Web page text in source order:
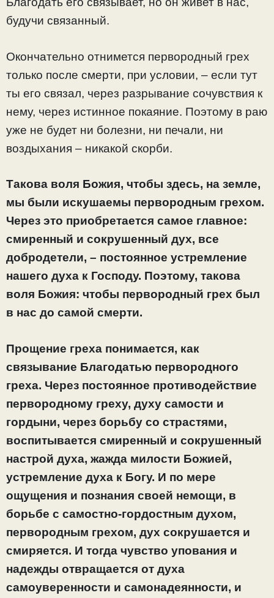
будучи связанный.
Окончательно отнимется первородный грех
только после смерти, при условии, – если тут
ты его связал, через разрывание сочувствия к
нему, через истинное покаяние. Поэтому в раю
уже не будет ни болезни, ни печали, ни
воздыхания – никакой скорби.
Такова воля Божия, чтобы здесь, на земле,
мы были искушаемы первородным грехом.
Через это приобретается самое главное:
смиренный и сокрушенный дух, все
добродетели, – постоянное устремление
нашего духа к Господу. Поэтому, такова
воля Божия: чтобы первородный грех был
в нас до самой смерти.
Прощение греха понимается, как
связывание Благодатью первородного
греха. Через постоянное противодействие
первородному греху, духу самости и
гордыни, через борьбу со страстями,
воспитывается смиренный и сокрушенный
настрой духа, жажда милости Божией,
устремление духа к Богу. И по мере
ощущения и познания своей немощи, в
борьбе с самостно-гордостным духом,
первородным грехом, дух сокрушается и
смиряется. И тогда чувство упования и
надежды отвращается от духа
самоуверенности и самонадеянности, и